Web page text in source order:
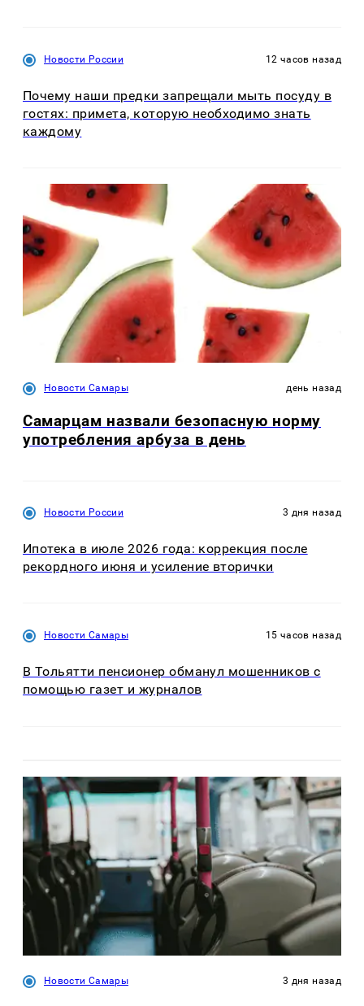
Новости России 12 часов назад
Почему наши предки запрещали мыть посуду в
гостях: примета, которую необходимо знать
каждому
Новости Самары день назад
Самарцам назвали безопасную норму
употребления арбуза в день
Новости России 3 дня назад
Ипотека в июле 2026 года: коррекция после
рекордного июня и усиление вторички
Новости Самары 15 часов назад
В Тольятти пенсионер обманул мошенников с
помощью газет и журналов
Новости Самары 3 дня назад